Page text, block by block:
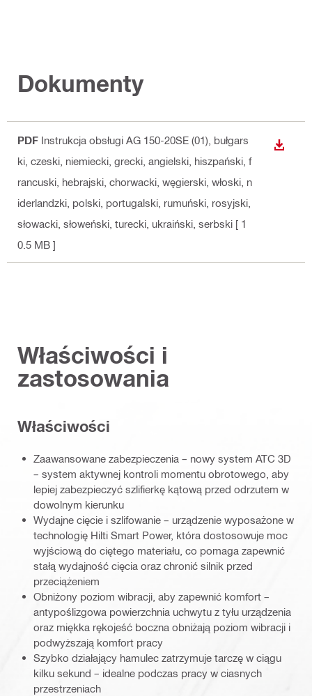
Dokumenty
PDF Instrukcja obsługi AG 150-20SE (01) , bułgars
ki, czeski, niemiecki, grecki, angielski, hiszpański, f
rancuski, hebrajski, chorwacki, węgierski, włoski, n
iderlandzki, polski, portugalski, rumuński, rosyjski,
słowacki, słoweński, turecki, ukraiński, serbski [ 1
0.5 MB ]
Właściwości i
zastosowania
Właściwości
Zaawansowane zabezpieczenia – nowy system ATC 3D
– system aktywnej kontroli momentu obrotowego, aby
lepiej zabezpieczyć szlifierkę kątową przed odrzutem w
dowolnym kierunku
Wydajne cięcie i szlifowanie – urządzenie wyposażone w
technologię Hilti Smart Power, która dostosowuje moc
wyjściową do ciętego materiału, co pomaga zapewnić
stałą wydajność cięcia oraz chronić silnik przed
przeciążeniem
Obniżony poziom wibracji, aby zapewnić komfort –
antypoślizgowa powierzchnia uchwytu z tyłu urządzenia
oraz miękka rękojeść boczna obniżają poziom wibracji i
podwyższają komfort pracy
Szybko działający hamulec zatrzymuje tarczę w ciągu
kilku sekund – idealne podczas pracy w ciasnych
przestrzeniach